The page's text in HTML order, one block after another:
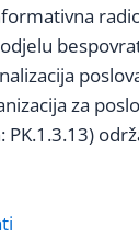
za
PK.1.3.13)